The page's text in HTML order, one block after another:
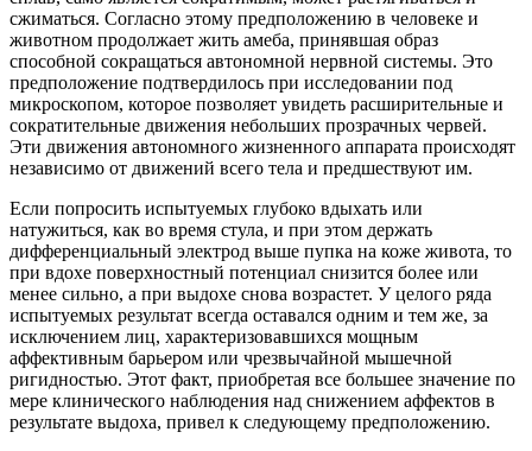
сжиматься. Согласно этому предположению в человеке и
животном продолжает жить амеба, принявшая образ
способной сокращаться автономной нервной системы. Это
предположение подтвердилось при исследовании под
микроскопом, которое позволяет увидеть расширительные и
сократительные движения небольших прозрачных червей.
Эти движения автономного жизненного аппарата происходят
независимо от движений всего тела и предшествуют им.
Если попросить испытуемых глубоко вдыхать или
натужиться, как во время стула, и при этом держать
дифференциальный электрод выше пупка на коже живота, то
при вдохе поверхностный потенциал снизится более или
менее сильно, а при выдохе снова возрастет. У целого ряда
испытуемых результат всегда оставался одним и тем же, за
исключением лиц, характеризовавшихся мощным
аффективным барьером или чрезвычайной мышечной
ригидностью. Этот факт, приобретая все большее значение по
мере клинического наблюдения над снижением аффектов в
результате выдоха, привел к следующему предположению.